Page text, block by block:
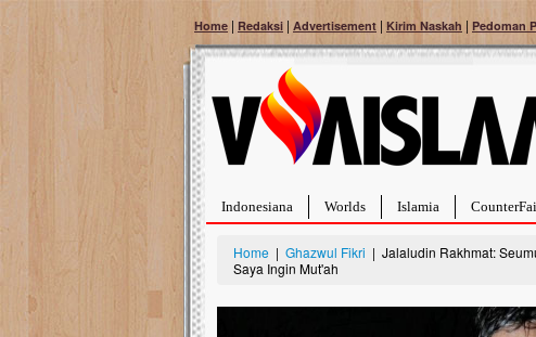
Home | Redaksi | Advertisement | Kirim Naskah | Pedoman
Indonesiana Worlds Islamia
Home | Ghazwul Fikri | Jalaludin Rakhmat:
Saya Ingin Mut'ah